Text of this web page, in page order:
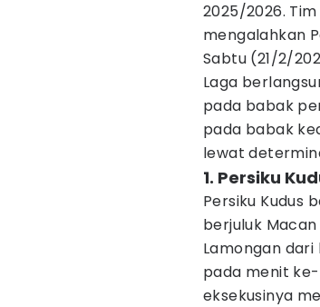
2025/2026.
mengalahkan
Sabtu (21/2/
Laga
pada babak
pada babak
lewat
1. Persiku
Persiku Kudus
berjuluk
Lamongan
pada menit
eksekusinya